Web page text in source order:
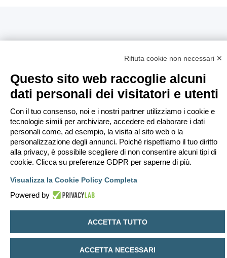
Rifiuta cookie non necessari ✕
Questo sito web raccoglie alcuni
dati personali dei visitatori e utenti
Con il tuo consenso, noi e i nostri partner utilizziamo i cookie e
tecnologie simili per archiviare, accedere ed elaborare i dati
personali come, ad esempio, la visita al sito web o la
personalizzazione degli annunci. Poiché rispettiamo il tuo diritto
alla privacy, è possibile scegliere di non consentire alcuni tipi di
cookie. Clicca su preferenze GDPR per saperne di più.
Visualizza la Cookie Policy Completa
Powered by
ACCETTA TUTTO
ACCETTA NECESSARI